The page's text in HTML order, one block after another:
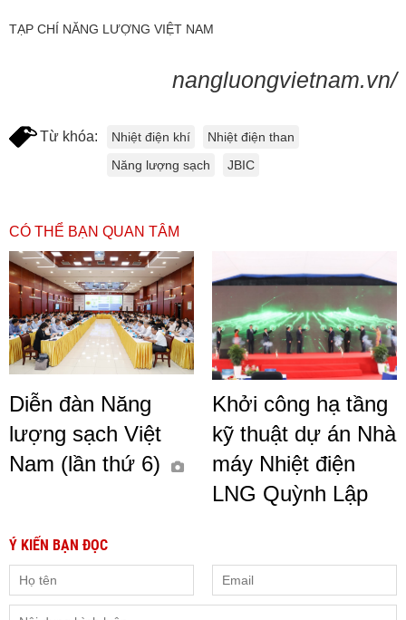
TẠP CHÍ NĂNG LƯỢNG VIỆT NAM
nangluongvietnam.vn/
Từ khóa: Nhiệt điện khí
Nhiệt điện than
Năng lượng sạch
JBIC
CÓ THỂ BẠN QUAN TÂM
Diễn đàn Năng
lượng sạch Việt
Nam (lần thứ 6)
Khởi công hạ tầng
kỹ thuật dự án Nhà
máy Nhiệt điện
LNG Quỳnh Lập
Ý KIẾN BẠN ĐỌC